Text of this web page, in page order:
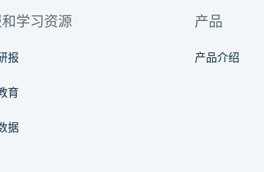
学习资源
报
育
据
产品
产品介绍